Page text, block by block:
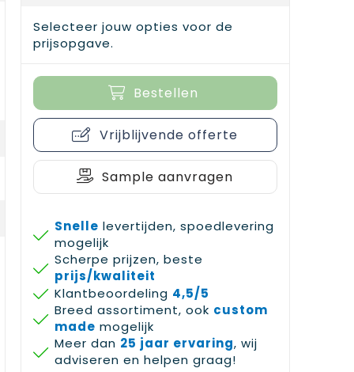
Selecteer jouw opties voor de
prijsopgave.
Bestellen
Vrijblijvende offerte
Sample aanvragen
Snelle levertijden, spoedlevering
mogelijk
Scherpe prijzen, beste
prijs/kwaliteit
Klantbeoordeling 4,5/5
Breed assortiment, ook custom
made mogelijk
Meer dan 25 jaar ervaring, wij
adviseren en helpen graag!